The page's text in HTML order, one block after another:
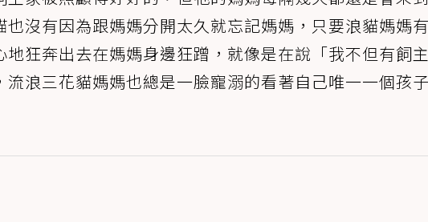
也沒有因為跟媽媽分開太久就忘記媽媽，只要浪貓媽媽
狂奔出去在媽媽身邊狂蹭，就像是在說「我不但有飼
浪三花貓媽媽也總是一臉寵溺的看著自己唯一一個孩